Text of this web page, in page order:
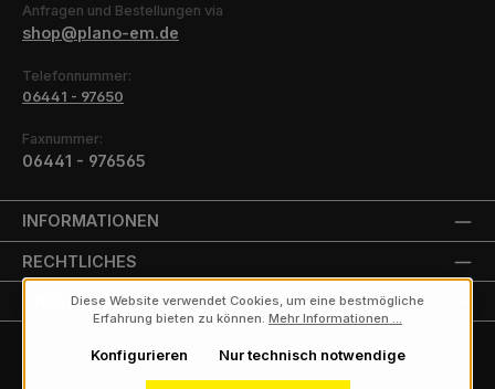
Anfragen und Bestellungen via
shop@plano-em.de
Telefonnummer:
06441 - 97650
Faxnummer:
06441 - 976565
INFORMATIONEN
RECHTLICHES
UNSERE PARTNER
Diese Website verwendet Cookies, um eine bestmögliche
Erfahrung bieten zu können. Mehr Informationen ...
Nur technisch notwendige
Konfigurieren